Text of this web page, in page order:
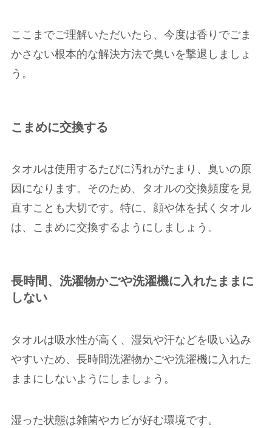
ここまでご理解いただいたら、今度は香りでごま
かさない根本的な解決方法で臭いを撃退しましょ
う。
こまめに交換する
タオルは使用するたびに汚れがたまり、臭いの原
因になります。そのため、タオルの交換頻度を見
直すことも大切です。特に、顔や体を拭くタオル
は、こまめに交換するようにしましょう。
長時間、洗濯物かごや洗濯機に入れたままに
しない
タオルは吸水性が高く、湿気や汗などを吸い込み
やすいため、長時間洗濯物かごや洗濯機に入れた
ままにしないようにしましょう。
湿った状態は雑菌やカビが好む環境です。